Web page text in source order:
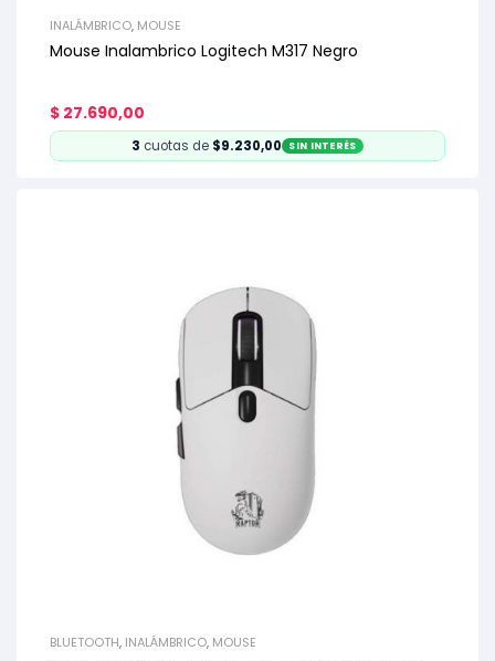
INALÁMBRICO, MOUSE
Mouse Inalambrico Logitech M317 Negro
$ 27.690,00
3 cuotas de $9.230,00 SIN INTERÉS
BLUETOOTH, INALÁMBRICO, MOUSE